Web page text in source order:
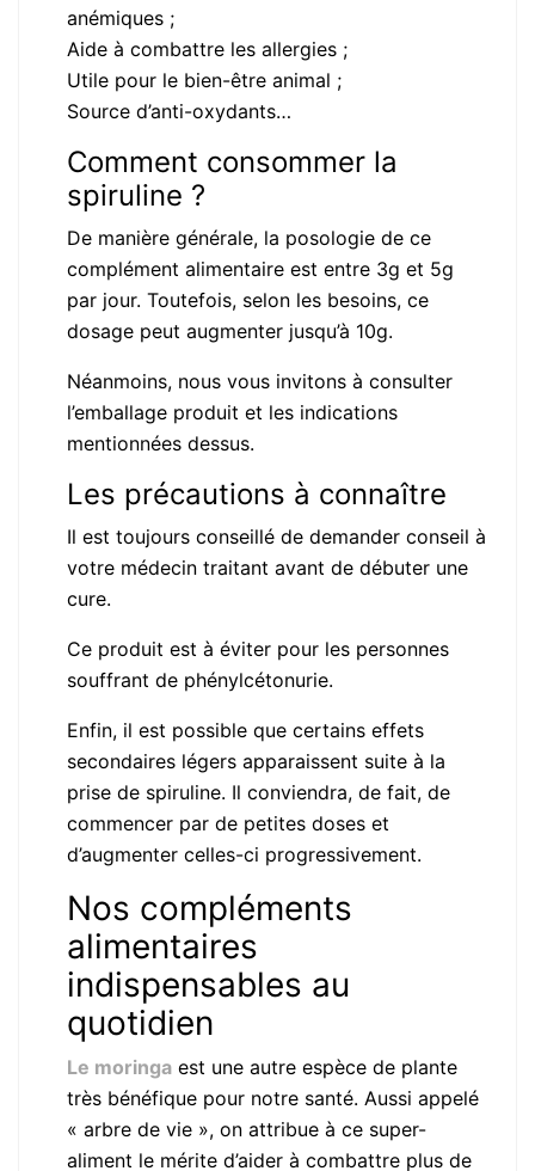
anémiques ;
Aide à combattre les allergies ;
Utile pour le bien-être animal ;
Source d’anti-oxydants…
Comment consommer la
spiruline ?
De manière générale, la posologie de ce
complément alimentaire est entre 3g et 5g
par jour. Toutefois, selon les besoins, ce
dosage peut augmenter jusqu’à 10g.
Néanmoins, nous vous invitons à consulter
l’emballage produit et les indications
mentionnées dessus.
Les précautions à connaître
Il est toujours conseillé de demander conseil à
votre médecin traitant avant de débuter une
cure.
Ce produit est à éviter pour les personnes
souffrant de phénylcétonurie.
Enfin, il est possible que certains effets
secondaires légers apparaissent suite à la
prise de spiruline. Il conviendra, de fait, de
commencer par de petites doses et
d’augmenter celles-ci progressivement.
Nos compléments
alimentaires
indispensables au
quotidien
Le moringa est une autre espèce de plante
très bénéfique pour notre santé. Aussi appelé
« arbre de vie », on attribue à ce super-
aliment le mérite d’aider à combattre plus de